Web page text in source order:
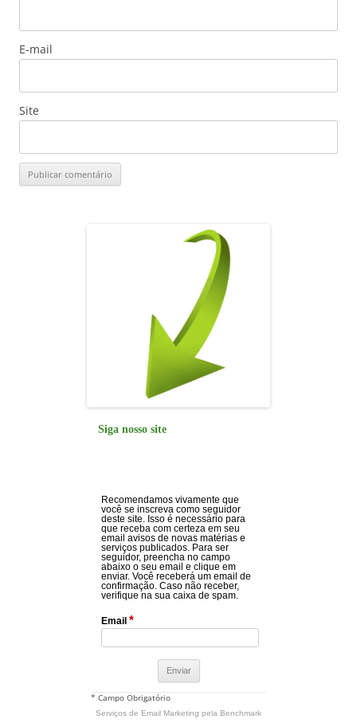
E-mail
Site
Siga nosso site
Recomendamos vivamente que
você se inscreva como seguidor
deste site. Isso é necessário para
que receba com certeza em seu
email avisos de novas matérias e
serviços publicados. Para ser
seguidor, preencha no campo
abaixo o seu email e clique em
enviar. Você receberá um email de
confirmação. Caso não receber,
verifique na sua caixa de spam.
Email *
* Campo Obrigatório
Serviços de Email Marketing pela Benchmark